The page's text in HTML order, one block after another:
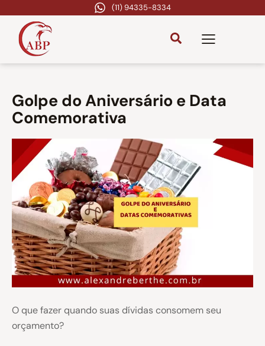
(11) 94335-8334
Golpe do Aniversário e Data
Comemorativa
O que fazer quando suas dívidas consomem seu
orçamento?